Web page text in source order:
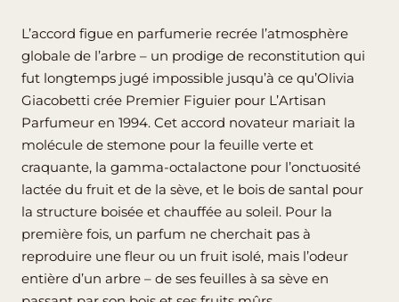
L’accord figue en parfumerie recrée l’atmosphère
globale de l’arbre – un prodige de reconstitution qui
fut longtemps jugé impossible jusqu’à ce qu’Olivia
Giacobetti crée Premier Figuier pour L’Artisan
Parfumeur en 1994. Cet accord novateur mariait la
molécule de stemone pour la feuille verte et
craquante, la gamma-octalactone pour l’onctuosité
lactée du fruit et de la sève, et le bois de santal pour
la structure boisée et chauffée au soleil. Pour la
première fois, un parfum ne cherchait pas à
reproduire une fleur ou un fruit isolé, mais l’odeur
entière d’un arbre – de ses feuilles à sa sève en